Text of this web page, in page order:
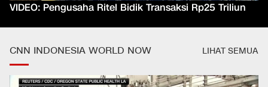
VIDEO: Pengusaha Ritel Bidik Transaksi Rp25 Triliun
CNN INDONESIA WORLD NOW LIHAT SEMUA